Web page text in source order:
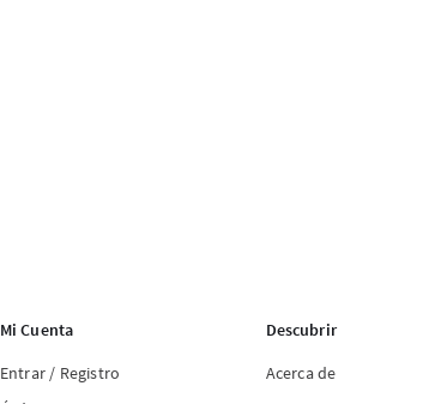
Mi Cuenta
Entrar / Registro
Descubrir
Acerca de